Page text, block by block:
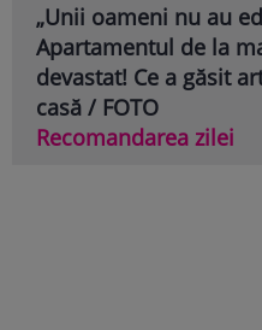
„Unii oameni nu au
Apartamentul de la
devastat! Ce a găsit
casă / FOTO
Recomandarea zilei